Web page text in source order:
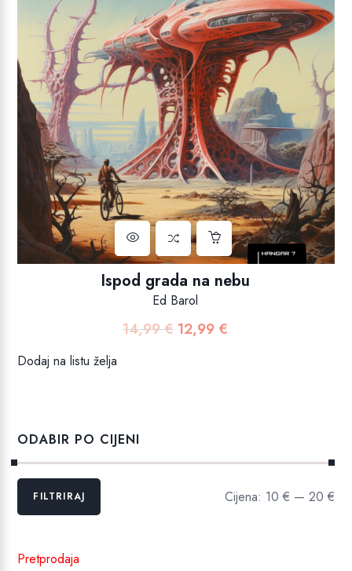
Ispod grada na nebu
Ed Barol
14,99€ Izvorna
12,99 €
Dodaj na listu želja
ODABIR PO CIJENI
Min
MaksFILTRIRAJ Cijena: 10 € — 20 €
Pretprodaja